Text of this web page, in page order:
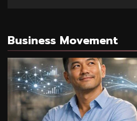
Business Movement